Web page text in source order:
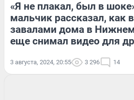
«Я не плакал, был в
мальчик рассказал, как
завалами дома в Нижнем
еще снимал видео для
3 августа, 2024, 20:55 3 296 14